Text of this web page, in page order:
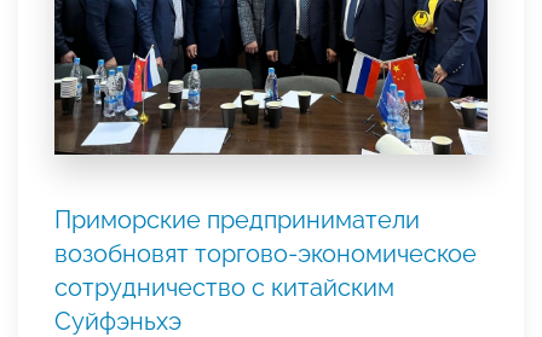
Приморские предприниматели
возобновят торгово-экономическое
сотрудничество с китайским
Суйфэньхэ